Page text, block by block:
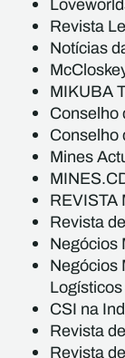
Revista
Notícias
MIKUBA
Conselho
Conselho
Mines
REVISTA
Revista
Negócios
Negócios
CSI na
Revista
Revista